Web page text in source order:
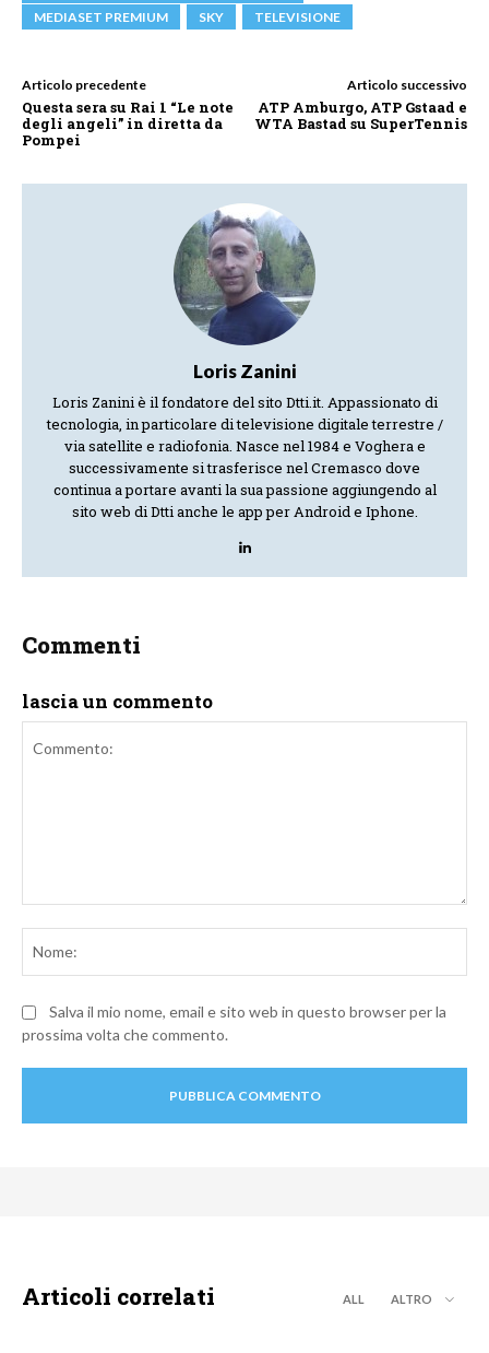
MEDIASET PREMIUM SKY TELEVISIONE
Articolo precedente
Questa sera su Rai 1 “Le note
degli angeli” in diretta da
Pompei
Articolo successivo
ATP Amburgo, ATP Gstaad e
WTA Bastad su SuperTennis
Loris Zanini
Loris Zanini è il fondatore del sito Dtti.it. Appassionato di
tecnologia, in particolare di televisione digitale terrestre /
via satellite e radiofonia. Nasce nel 1984 e Voghera e
successivamente si trasferisce nel Cremasco dove
continua a portare avanti la sua passione aggiungendo al
sito web di Dtti anche le app per Android e Iphone.
Commenti
lascia un commento
Salva il mio nome, email e sito web in questo browser per la
prossima volta che commento.
Articoli correlati ALL ALTRO